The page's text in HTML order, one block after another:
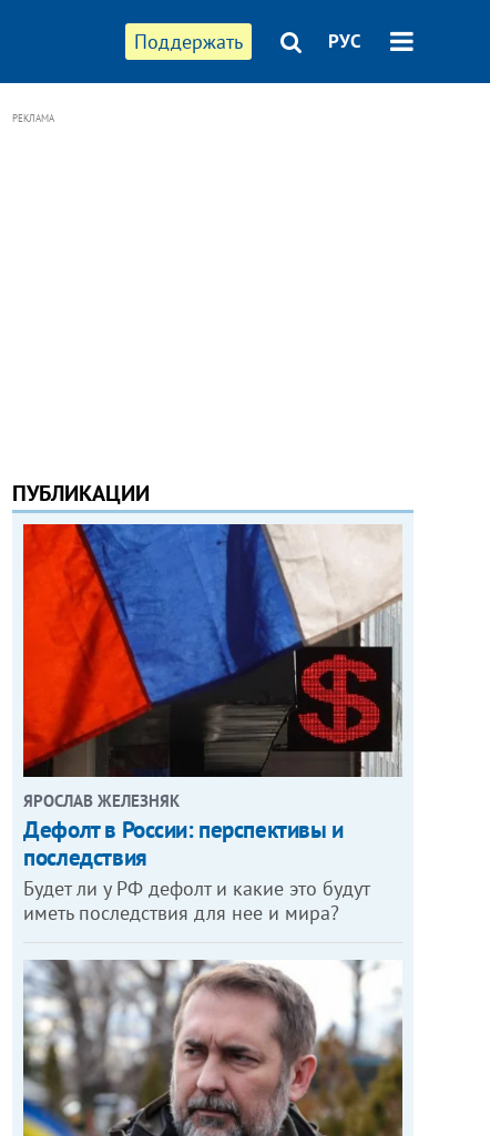
Поддержать РУС
РЕКЛАМА
ПУБЛИКАЦИИ
ЯРОСЛАВ ЖЕЛЕЗНЯК
Дефолт в России: перспективы и
последствия
Будет ли у РФ дефолт и какие это будут
иметь последствия для нее и мира?